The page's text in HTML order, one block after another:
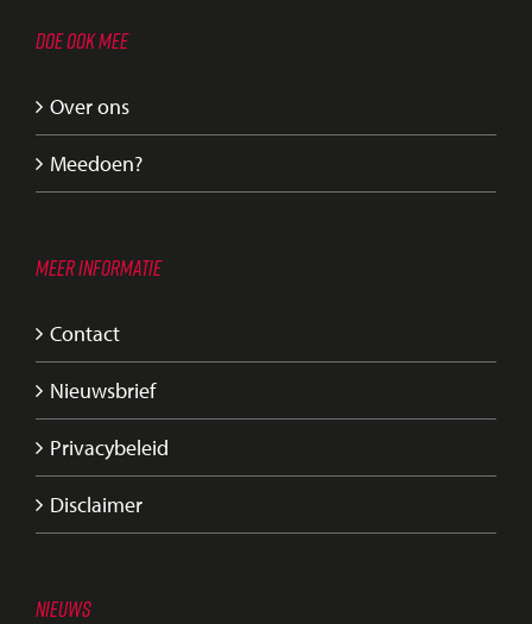
DOE OOK MEE
Over ons
Meedoen?
MEER INFORMATIE
Contact
Nieuwsbrief
Privacybeleid
Disclaimer
NIEUWS